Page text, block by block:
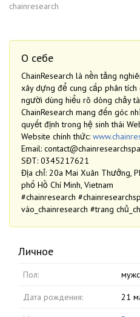
chainresearch
О себе
ChainResearch là nền tảng
xây dựng để cung cấp phân tích
người dùng hiểu rõ dòng chảy
ChainResearch mang đến góc
quyết định trong hệ sinh thái
Website chính thức:
Email:
SĐT: 0345217621
Địa chỉ: 20a Mai Xuân Thưởng,
phố Hồ Chí Minh, Vietnam
#chainresearch
vào_chainresearch #trang
Личное
Пол:
Дата рождения: 21